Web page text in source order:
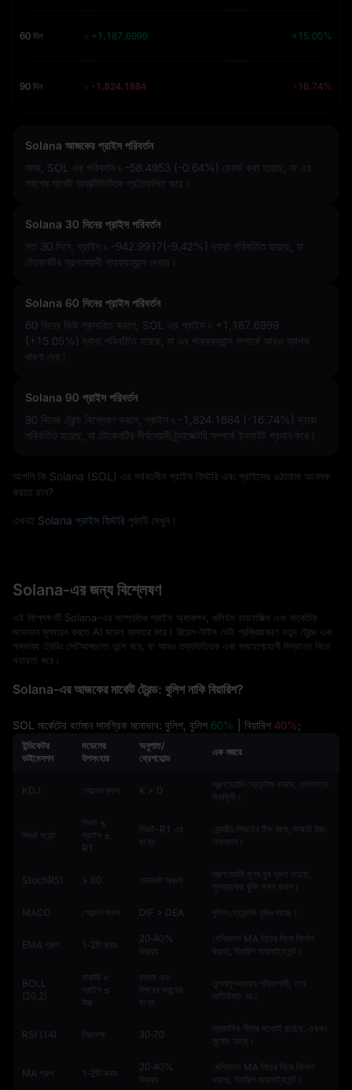
60 দিন ৳ +1,187.6999 +15.05%
90 দিন ৳ -1,824.1884 -16.74%
Solana আজকের প্রাইস পরিবর্তন
আজ, SOL এর পরিবর্তন ৳ -58.4953 (-0.64%) রেকর্ড করা হয়েছে, যা এর
সর্বশেষ মার্কেট অ্যাক্টিভিটিকে প্রতিফলিত করে।
Solana 30 দিনের প্রাইস পরিবর্তন
গত 30 দিনে, প্রাইস ৳ -942.9917(-9.42%) দ্বারা পরিবর্তিত হয়েছে, যা
টোকেনটির স্বল্পমেয়াদী পারফরম্যান্স দেখায়।
Solana 60 দিনের প্রাইস পরিবর্তন
60 দিনের ভিউ প্রসারিত করলে, SOL এর প্রাইস ৳ +1,187.6999
(+15.05%) দ্বারা পরিবর্তিত হয়েছে, যা এর পারফরম্যান্স সম্পর্কে আরও ব্যাপক
ধারণা দেয়।
Solana 90 প্রাইস পরিবর্তন
90 দিনের ট্রেন্ড বিশ্লেষণ করলে, প্রাইস ৳ -1,824.1884 (-16.74%) দ্বারা
পরিবর্তিত হয়েছে, যা টোকেনটির দীর্ঘমেয়াদী ট্র্যাজেক্টরি সম্পর্কে ইনসাইট প্রদান করে।
আপনি কি Solana (SOL) এর সর্বকালীন প্রাইস হিস্টরি এবং প্রাইসের ওঠানামা আনলক
করতে চান?
এখনই Solana প্রাইস হিস্টরি পৃষ্ঠাটি দেখুন।
Solana-এর জন্য বিশ্লেষণ
এই বিশ্লেষণটি Solana-এর সাম্প্রতিক প্রাইস অ্যাকশন, ভলিউম ডায়নামিক্স এবং মার্কেটের
মনোভাব মূল্যায়ন করতে AI মডেল ব্যবহার করে। রিয়েল-টাইম ডেটা প্রক্রিয়াকরণ নতুন ট্রেন্ড এবং
সম্ভাব্য ট্রেডিং সেটআপগুলো তুলে ধরে, যা আরও তথ্যভিত্তিক এবং সময়োপযোগী সিদ্ধান্ত নিতে
সহায়তা করে।
Solana-এর আজকের মার্কেট ট্রেন্ড: বুলিশ নাকি বিয়ারিশ?
SOL মার্কেটের বর্তমান সামগ্রিক মনোভাব: বুলিশ, বুলিশ 60% | বিয়ারিশ 40%;
ইন্ডিকেটর
ডাইমেনশন
মডেলের
উপসংহার
অনুপাত/
থ্রেশহোল্ড
এক নজরে
KDJ গোল্ডেন ক্রস K > D
স্বল্পমেয়াদি মোমেন্টাম বাড়ছে, তাপমাত্রা
উর্ধ্বমুখী।
পিভট পয়েন্ট
পিভট ≤
প্রাইস ≤
R1
পিভট-R1 এর
মধ্যে
কেন্দ্রীয় পিভটের ঠিক বামে, মাঝারি উচ্চ
অবস্থান।
StochRSI > 80 ওভারবট অঞ্চল
স্বল্পমেয়াদী মূল্য খুব দ্রুত বাড়ছে,
পুলব্যাকের ঝুঁকি লক্ষ্য করুন।
MACD গোল্ডেন ক্রস DIF > DEA বুলিশ মোমেন্টাম বৃদ্ধি পাচ্ছে।
EMA গ্রুপ 1‑2টি ক্রয়
20‑40%
বিক্রয়
বেশিরভাগ MA নিচের দিকে নির্দেশ
করছে, বিয়ারিশ অ্যালাইনমেন্ট।
BOLL
(20,2)
মাঝারি <
প্রাইস ≤
উচ্চ
মধ্যম এবং
উপরের ব্যান্ডের
মধ্যে
তুলনামূলকভাবে শক্তিশালী, তবে
অতিরিক্ত নয়।
RSI (14) নিরপেক্ষ 30‑70
স্বাভাবিক সীমার মধ্যেই রয়েছে, এখনও
সুযোগ আছে।
MA গ্রুপ 1‑2টি ক্রয়
20‑40%
বিক্রয়
বেশিরভাগ MA নিচের দিকে নির্দেশ
করছে, বিয়ারিশ অ্যালাইনমেন্ট।